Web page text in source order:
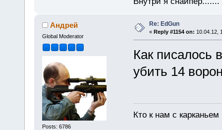
Андрей
Global Moderator
Posts: 6786
Re: EdGun
« Reply #1154 on: 10.04.12,
Как писалось
убить 14
Кто к нам с